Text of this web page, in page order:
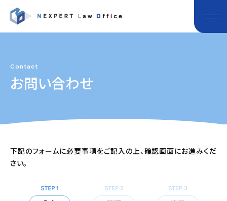
Contact
お問い合わせ
下記のフォームに必要事項をご記入の上、確認画面にお進みくだ
さい。